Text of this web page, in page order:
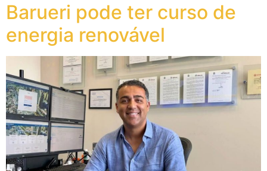
Barueri pode ter curso de
energia renovável